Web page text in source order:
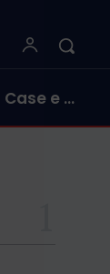
Case e …